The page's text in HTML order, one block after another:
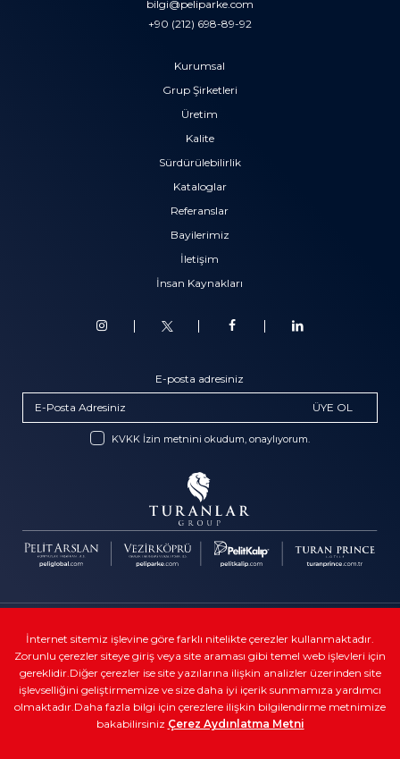
bilgi@peliparke.com
+90 (212) 698-89-92
Kurumsal
Grup Şirketleri
Üretim
Kalite
Sürdürülebilirlik
Kataloglar
Referanslar
Bayilerimiz
İletişim
İnsan Kaynakları
E-posta adresiniz
ÜYE OL
KVKK İzin metnini okudum, onaylıyorum.
Telif Hakkı © Turanlar Group
Kullanıcı sözleşmeleri
Veri gizliliği
Yasal
İnternet sitemiz işlevine göre farklı nitelikte çerezler kullanmaktadır.
Zorunlu çerezler siteye giriş veya site araması gibi temel web işlevleri için
gereklidir.Diğer çerezler ise site yazılarına ilişkin analizler üzerinden site
işlevselliğini geliştirmemize ve size daha iyi içerik sunmamıza yardımcı
olmaktadır.Daha fazla bilgi için çerezlere ilişkin bilgilendirme metnimize
bakabilirsiniz Çerez Aydınlatma Metni